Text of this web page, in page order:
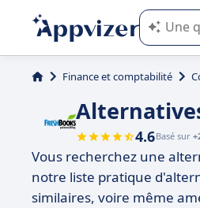
L'IA de
Finance et comptabilité
4.6Basé sur
Vous recherchez une
notre liste pratique
similaires, voire même